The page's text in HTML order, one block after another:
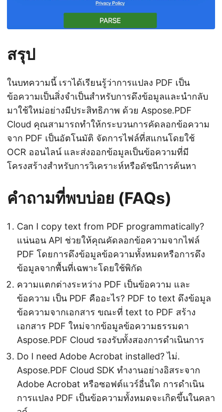
สรุป
ในบทความนี้ เราได้เรียนรู้ว่าการแปลง PDF เป็น
ข้อความเป็นสิ่งจำเป็นสำหรับการดึงข้อมูลและนำกลับ
มาใช้ใหม่อย่างมีประสิทธิภาพ ด้วย Aspose.PDF
Cloud คุณสามารถทำให้กระบวนการคัดลอกข้อความ
จาก PDF เป็นอัตโนมัติ จัดการไฟล์ที่สแกนโดยใช้
OCR ออนไลน์ และส่งออกข้อมูลเป็นข้อความที่มี
โครงสร้างสำหรับการวิเคราะห์หรือดัชนีการค้นหา
คำถามที่พบบ่อย (FAQs)
Can I copy text from PDF programmatically?
แน่นอน API ช่วยให้คุณคัดลอกข้อความจากไฟล์
PDF โดยการดึงข้อมูลข้อความทั้งหมดหรือการดึง
ข้อมูลจากพื้นที่เฉพาะโดยใช้พิกัด
ความแตกต่างระหว่าง PDF เป็นข้อความ และ
ข้อความ เป็น PDF คืออะไร? PDF to text ดึงข้อมูล
ข้อความจากเอกสาร ขณะที่ text to PDF สร้าง
เอกสาร PDF ใหม่จากข้อมูลข้อความธรรมดา
Aspose.PDF Cloud รองรับทั้งสองการดำเนินการ
Do I need Adobe Acrobat installed? ไม่.
Aspose.PDF Cloud SDK ทำงานอย่างอิสระจาก
Adobe Acrobat หรือซอฟต์แวร์อื่นใด การดำเนิน
การแปลง PDF เป็นข้อความทั้งหมดจะเกิดขึ้นในคลา